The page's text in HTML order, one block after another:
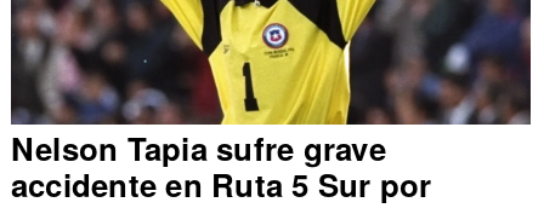
Nelson Tapia sufre grave
accidente en Ruta 5 Sur por